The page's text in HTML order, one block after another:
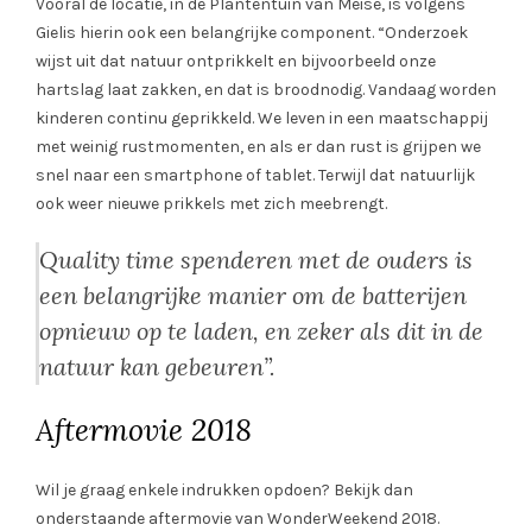
Vooral de locatie, in de Plantentuin van Meise, is volgens
Gielis hierin ook een belangrijke component. “Onderzoek
wijst uit dat natuur ontprikkelt en bijvoorbeeld onze
hartslag laat zakken, en dat is broodnodig. Vandaag worden
kinderen continu geprikkeld. We leven in een maatschappij
met weinig rustmomenten, en als er dan rust is grijpen we
snel naar een smartphone of tablet. Terwijl dat natuurlijk
ook weer nieuwe prikkels met zich meebrengt.
Quality time spenderen met de ouders is
een belangrijke manier om de batterijen
opnieuw op te laden, en zeker als dit in de
natuur kan gebeuren”.
Aftermovie 2018
Wil je graag enkele indrukken opdoen? Bekijk dan
onderstaande aftermovie van WonderWeekend 2018.